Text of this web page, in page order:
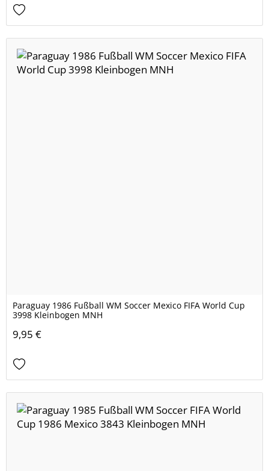
Paraguay 1986 Fußball WM Soccer Mexico FIFA World Cup
3998 Kleinbogen MNH
9,95 €